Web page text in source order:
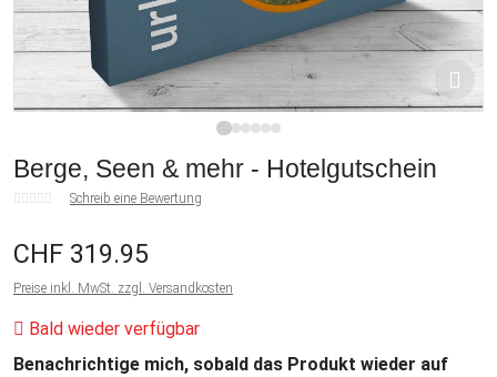
Berge, Seen & mehr - Hotelgutschein
Schreib eine Bewertung
CHF 319.95
Preise inkl. MwSt. zzgl. Versandkosten
Bald wieder verfügbar
Benachrichtige mich, sobald das Produkt wieder auf